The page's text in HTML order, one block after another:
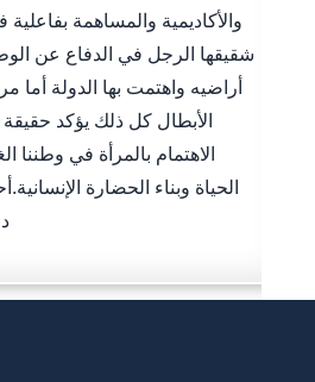
والأكاديمية والمساهمة
شقيقها الرجل في الدفاع عن
أراضيه واهتمت بها الدولة أما
الأبطال كل ذلك يؤكد
الاهتمام بالمرأة في وطننا
الحياة وبناء الحضارة